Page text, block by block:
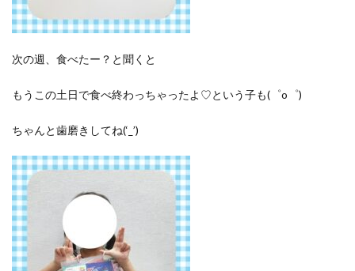
次の週、食べたー？と聞くと
もうこの土日で食べ終わっちゃったよ♡という子も(゜o゜)
ちゃんと歯磨きしてね(‘_’)